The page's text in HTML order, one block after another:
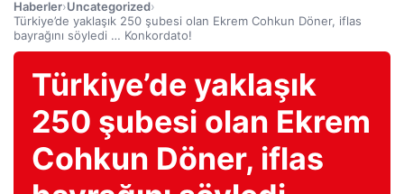
Haberler›Uncategorized›
Türkiye’de yaklaşık 250 şubesi olan Ekrem Cohkun Döner, iflas
bayrağını söyledi … Konkordato!
Türkiye’de yaklaşık
250 şubesi olan Ekrem
Cohkun Döner, iflas